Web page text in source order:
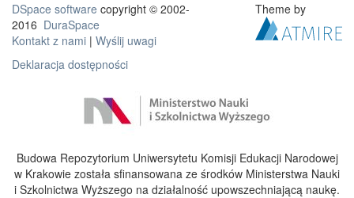
DSpace software copyright © 2002-
2016 DuraSpace
Kontakt z nami | Wyślij uwagi
Deklaracja dostępności
Theme by
Budowa Repozytorium Uniwersytetu Komisji Edukacji Narodowej
w Krakowie została sfinansowana ze środków Ministerstwa Nauki
i Szkolnictwa Wyższego na działalność upowszechniającą naukę.